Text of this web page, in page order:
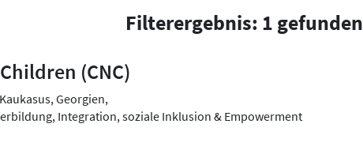
Filterergebnis: 1 gefunden
(CNC)
Georgien,
Integration, soziale Inklusion & Empowerment